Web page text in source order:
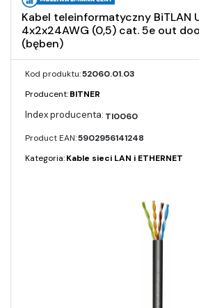
Kabel teleinformatyczny BiTLAN
4x2x24AWG (0,5) cat. 5e out
(bęben)
Kod produktu:52060.01.03
Producent:BITNER
TI0060
Product EAN:5902956141248
Kategoria:Kable sieci LAN i ETHERNET